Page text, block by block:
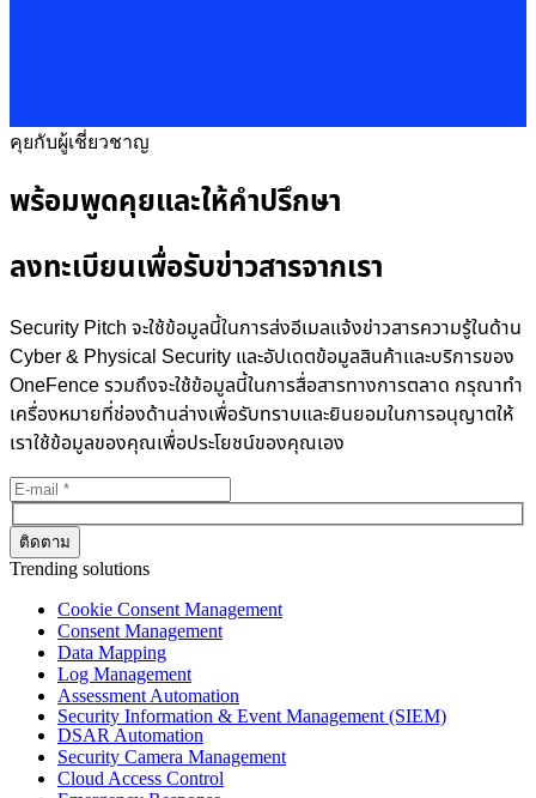
คุยกับผู้เชี่ยวชาญ
พร้อมพูดคุยและให้คำปรึกษา
ลงทะเบียนเพื่อรับข่าวสารจากเรา
Security Pitch จะใช้ข้อมูลนี้ในการส่งอีเมลแจ้งข่าวสารความรู้ในด้าน
Cyber & Physical Security และอัปเดตข้อมูลสินค้าและบริการของ
OneFence รวมถึงจะใช้ข้อมูลนี้ในการสื่อสารทางการตลาด กรุณาทำ
เครื่องหมายที่ช่องด้านล่างเพื่อรับทราบและยินยอมในการอนุญาตให้
เราใช้ข้อมูลของคุณเพื่อประโยชน์ของคุณเอง
Trending solutions
Cookie Consent Management
Consent Management
Data Mapping
Log Management
Assessment Automation
Security Information & Event Management (SIEM)
DSAR Automation
Security Camera Management
Cloud Access Control